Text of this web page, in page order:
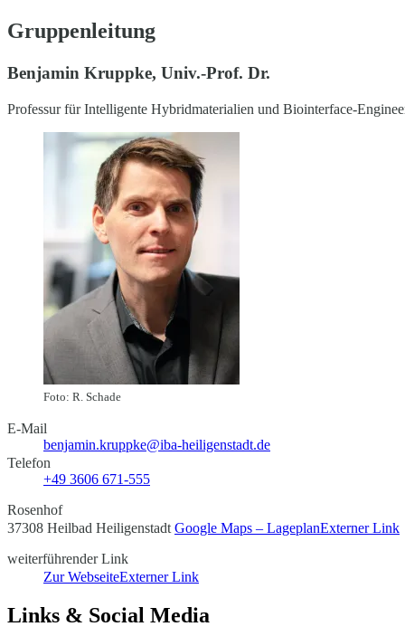
Gruppenleitung
Benjamin Kruppke, Univ.-Prof. Dr.
Professur für Intelligente Hybridmaterialien und Biointerface-
Foto: R. Schade
E-Mail
benjamin.kruppke@iba-heiligenstadt.de
Telefon
+49 3606 671-555
Rosenhof
37308 Heilbad Heiligenstadt Google Maps – LageplanExterner Link
weiterführender Link
Zur WebseiteExterner Link
Links & Social Media